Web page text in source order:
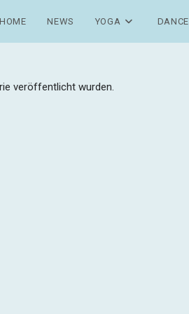
HOME NEWS YOGA DANCE
veröffentlicht wurden.